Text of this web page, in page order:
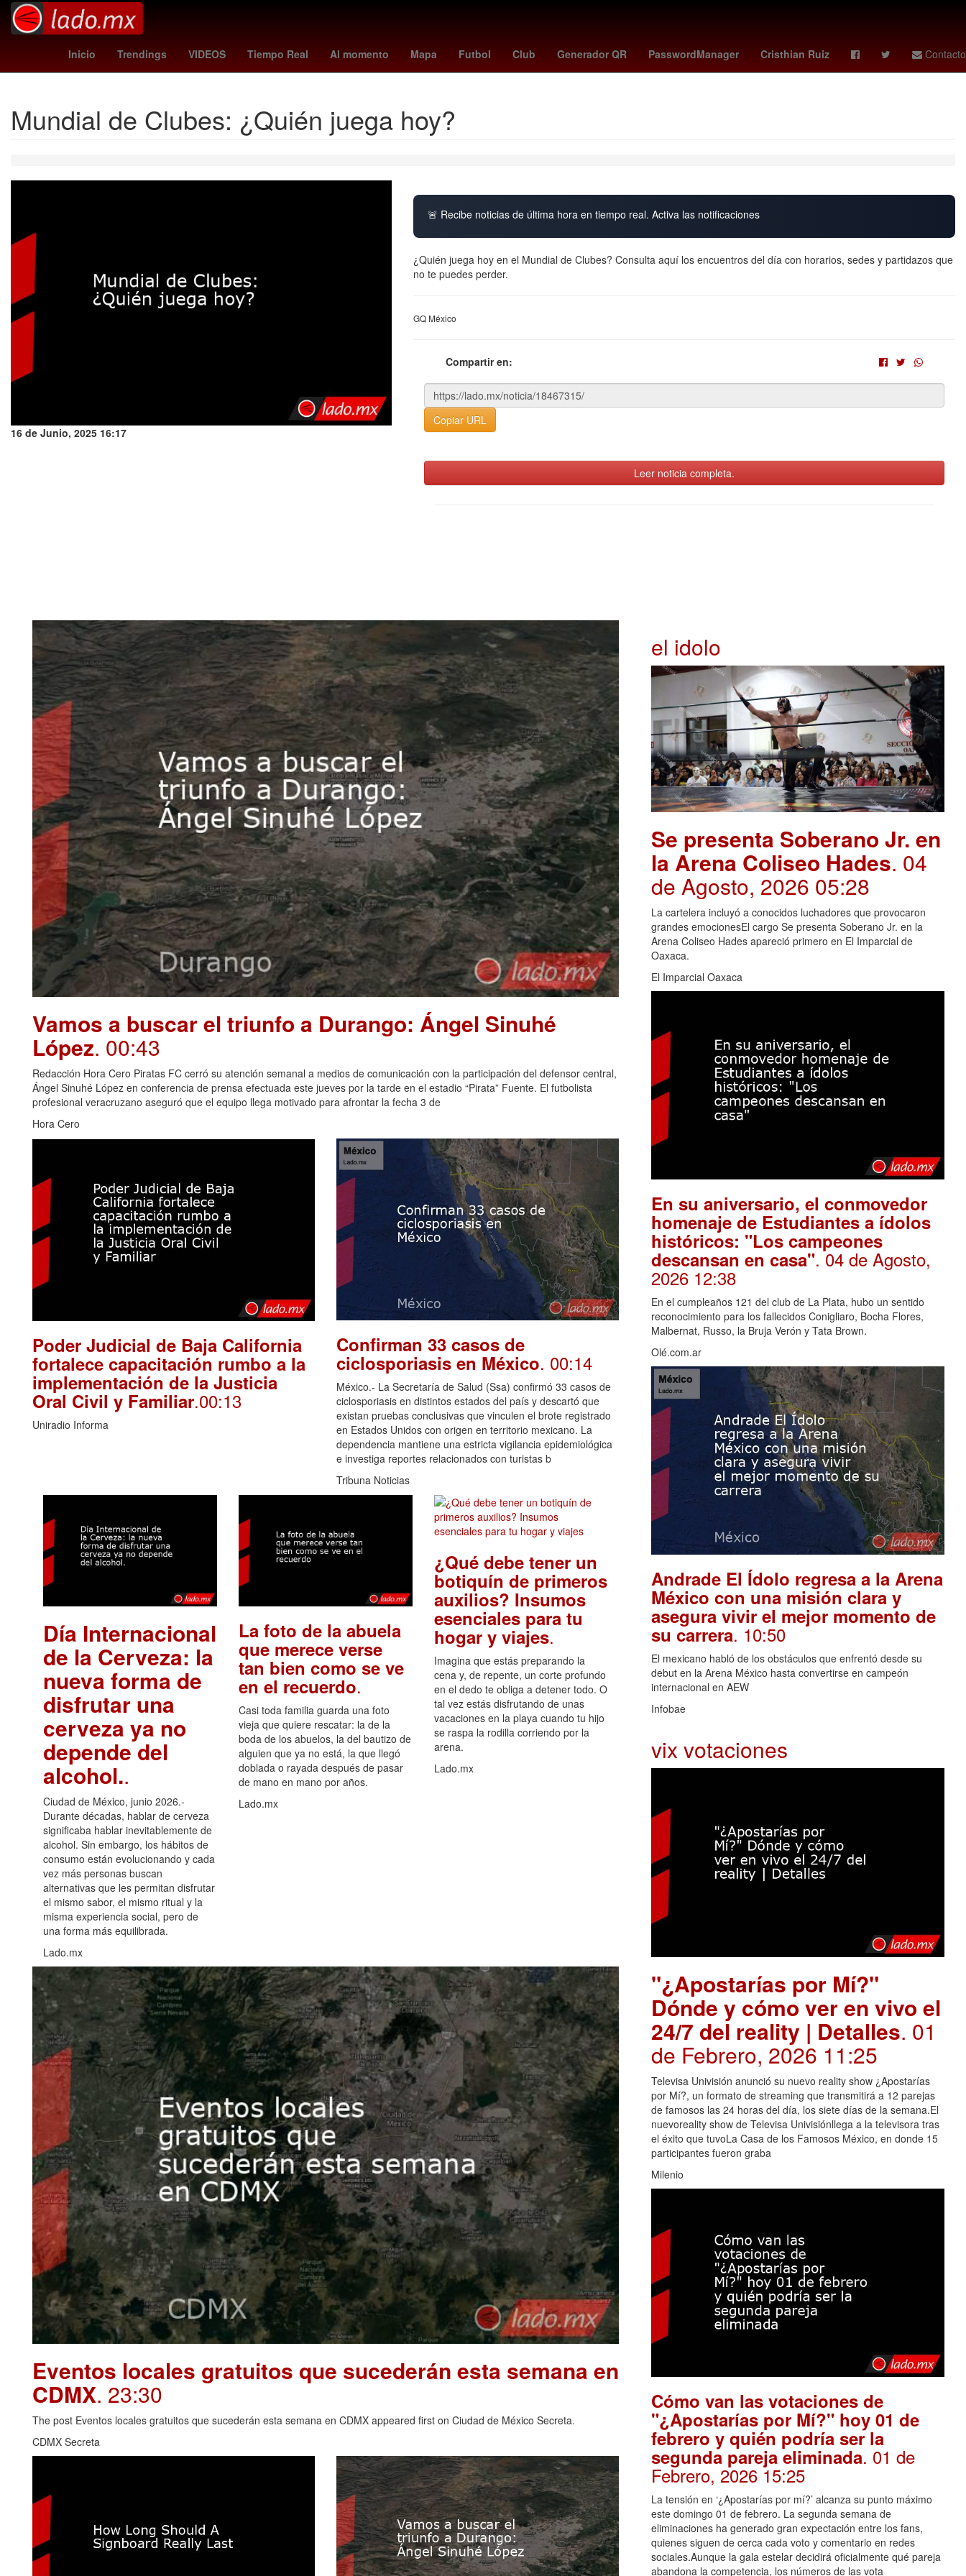
Inicio Trendings VIDEOS Tiempo Real Al momento Mapa Futbol Club Generador QR PasswordManager Cristhian Ruiz Contacto
Danna Paola lafc - guadalajara Agave Juegos Panamericanos volcan purace 26 de marzo Agresión Pago Senador vix votaciones
Mundial de Clubes: ¿Quién juega hoy?
16 de Junio, 2025 16:17
🚨 Recibe noticias de última hora en tiempo real. Activa las notificaciones
¿Quién juega hoy en el Mundial de Clubes? Consulta aquí los encuentros del día con horarios, sedes y partidazos que
no te puedes perder.
GQ México
Compartir en:
Copiar URL
Leer noticia completa.
Vamos a buscar el triunfo a Durango: Ángel Sinuhé
López. 00:43
Redacción Hora Cero Piratas FC cerró su atención semanal a medios de comunicación con la participación del defensor central,
Ángel Sinuhé López en conferencia de prensa efectuada este jueves por la tarde en el estadio “Pirata” Fuente. El futbolista
profesional veracruzano aseguró que el equipo llega motivado para afrontar la fecha 3 de
Hora Cero
Poder Judicial de Baja California
fortalece capacitación rumbo a la
implementación de la Justicia
Oral Civil y Familiar.00:13
Uniradio Informa
Confirman 33 casos de
ciclosporiasis en México. 00:14
México.- La Secretaría de Salud (Ssa) confirmó 33 casos de
ciclosporiasis en distintos estados del país y descartó que
existan pruebas conclusivas que vinculen el brote registrado
en Estados Unidos con origen en territorio mexicano. La
dependencia mantiene una estricta vigilancia epidemiológica
e investiga reportes relacionados con turistas b
Tribuna Noticias
Día Internacional
de la Cerveza: la
nueva forma de
disfrutar una
cerveza ya no
depende del
alcohol..
Ciudad de México, junio 2026.-
Durante décadas, hablar de cerveza
significaba hablar inevitablemente de
alcohol. Sin embargo, los hábitos de
consumo están evolucionando y cada
vez más personas buscan
alternativas que les permitan disfrutar
el mismo sabor, el mismo ritual y la
misma experiencia social, pero de
una forma más equilibrada.
Lado.mx
La foto de la abuela
que merece verse
tan bien como se ve
en el recuerdo.
Casi toda familia guarda una foto
vieja que quiere rescatar: la de la
boda de los abuelos, la del bautizo de
alguien que ya no está, la que llegó
doblada o rayada después de pasar
de mano en mano por años.
Lado.mx
¿Qué debe tener un
botiquín de primeros
auxilios? Insumos
esenciales para tu
hogar y viajes.
Imagina que estás preparando la
cena y, de repente, un corte profundo
en el dedo te obliga a detener todo. O
tal vez estás disfrutando de unas
vacaciones en la playa cuando tu hijo
se raspa la rodilla corriendo por la
arena.
Lado.mx
Eventos locales gratuitos que sucederán esta semana en
CDMX. 23:30
The post Eventos locales gratuitos que sucederán esta semana en CDMX appeared first on Ciudad de México Secreta.
CDMX Secreta
el idolo
Se presenta Soberano Jr. en
la Arena Coliseo Hades. 04
de Agosto, 2026 05:28
La cartelera incluyó a conocidos luchadores que provocaron
grandes emocionesEl cargo Se presenta Soberano Jr. en la
Arena Coliseo Hades apareció primero en El Imparcial de
Oaxaca.
El Imparcial Oaxaca
En su aniversario, el conmovedor
homenaje de Estudiantes a ídolos
históricos: "Los campeones
descansan en casa". 04 de Agosto,
2026 12:38
En el cumpleaños 121 del club de La Plata, hubo un sentido
reconocimiento para los fallecidos Conigliaro, Bocha Flores,
Malbernat, Russo, la Bruja Verón y Tata Brown.
Olé.com.ar
Andrade El Ídolo regresa a la Arena
México con una misión clara y
asegura vivir el mejor momento de
su carrera. 10:50
El mexicano habló de los obstáculos que enfrentó desde su
debut en la Arena México hasta convertirse en campeón
internacional en AEW
Infobae
vix votaciones
"¿Apostarías por Mí?"
Dónde y cómo ver en vivo el
24/7 del reality | Detalles. 01
de Febrero, 2026 11:25
Televisa Univisión anunció su nuevo reality show ¿Apostarías
por Mí?, un formato de streaming que transmitirá a 12 parejas
de famosos las 24 horas del día, los siete días de la semana.El
nuevoreality show de Televisa Univisiónllega a la televisora tras
el éxito que tuvoLa Casa de los Famosos México, en donde 15
participantes fueron graba
Milenio
Cómo van las votaciones de
"¿Apostarías por Mí?" hoy 01 de
febrero y quién podría ser la
segunda pareja eliminada. 01 de
Febrero, 2026 15:25
La tensión en ‘¿Apostarías por mí?’ alcanza su punto máximo
este domingo 01 de febrero. La segunda semana de
eliminaciones ha generado gran expectación entre los fans,
quienes siguen de cerca cada voto y comentario en redes
sociales.Aunque la gala estelar decidirá oficialmente qué pareja
abandona la competencia, los números de las vota